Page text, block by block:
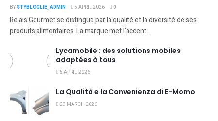
BY STYBLOGLIE_ADMIN 5 APRIL 2026 0
Relais Gourmet se distingue par la qualité et la diversité de ses
produits alimentaires. La marque met l’accent...
Lycamobile : des solutions mobiles
adaptées à tous
5 APRIL 2026
La Qualità e la Convenienza di E-Momo
29 MARCH 2026